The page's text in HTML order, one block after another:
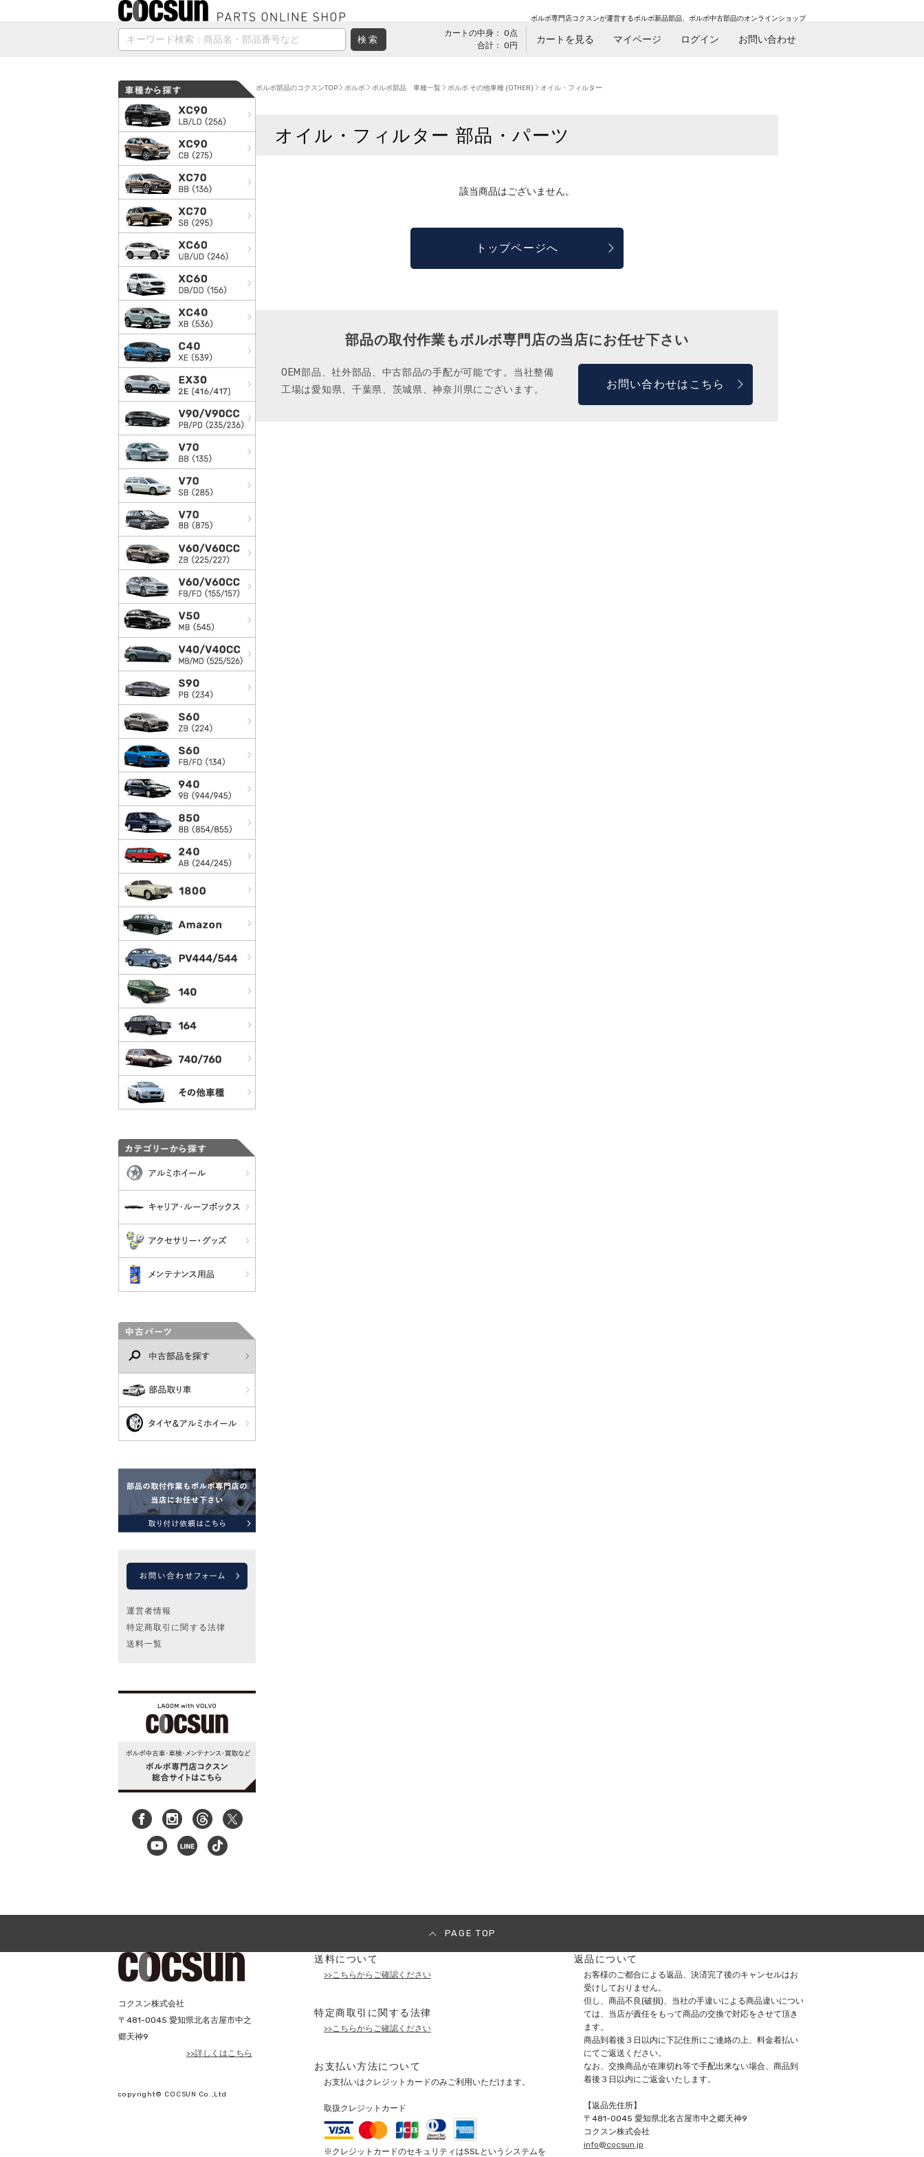
ボルボ専門店コクスンが運営するボルボ新品部品、ボルボ中古部品のオンラインショップ
検索
カートの中身： 0点
合計： 0円
カートを見る マイページ ログイン お問い合わせ
運営者情報
特定商取引に関する法律
送料一覧
ボルボ部品のコクスンTOP ボルボ ボルボ部品 車種一覧 ボルボ その他車種 (OTHER) オイル・フィルター
オイル・フィルター 部品・パーツ
該当商品はございません。
トップページへ
部品の取付作業もボルボ専門店の当店にお任せ下さい
OEM部品、社外部品、中古部品の手配が可能です。当社整備
工場は愛知県、千葉県、茨城県、神奈川県にございます。
お問い合わせはこちら
PAGE TOP
コクスン株式会社
〒 481-0045 愛知県北名古屋市中之
郷天神9
>>詳しくはこちら
copyright© COCSUN Co.,Ltd
送料について
>>こちらからご確認ください
特定商取引に関する法律
>>こちらからご確認ください
お支払い方法について
お支払いはクレジットカードのみご利用いただけます。
取扱クレジットカード
※クレジットカードのセキュリティはSSLというシステムを
返品について
お客様のご都合による返品、決済完了後のキャンセルはお
受けしておりません。
但し、商品不良(破損)、当社の手違いによる商品違いについ
ては、当店が責任をもって商品の交換で対応をさせて頂き
ます。
商品到着後３日以内に下記住所にご連絡の上、料金着払い
にてご返送ください。
なお、交換商品が在庫切れ等で手配出来ない場合、商品到
着後３日以内にご返金いたします。
【返品先住所】
〒 481-0045 愛知県北名古屋市中之郷天神9
コクスン株式会社
info@cocsun.jp